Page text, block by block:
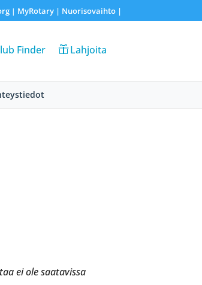
| MyRotary | Nuorisovaihto|
Finder Lahjoita
ei ole saatavissa